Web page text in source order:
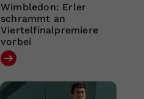
Wimbledon: Erler
schrammt an
Viertelfinalpremiere
vorbei